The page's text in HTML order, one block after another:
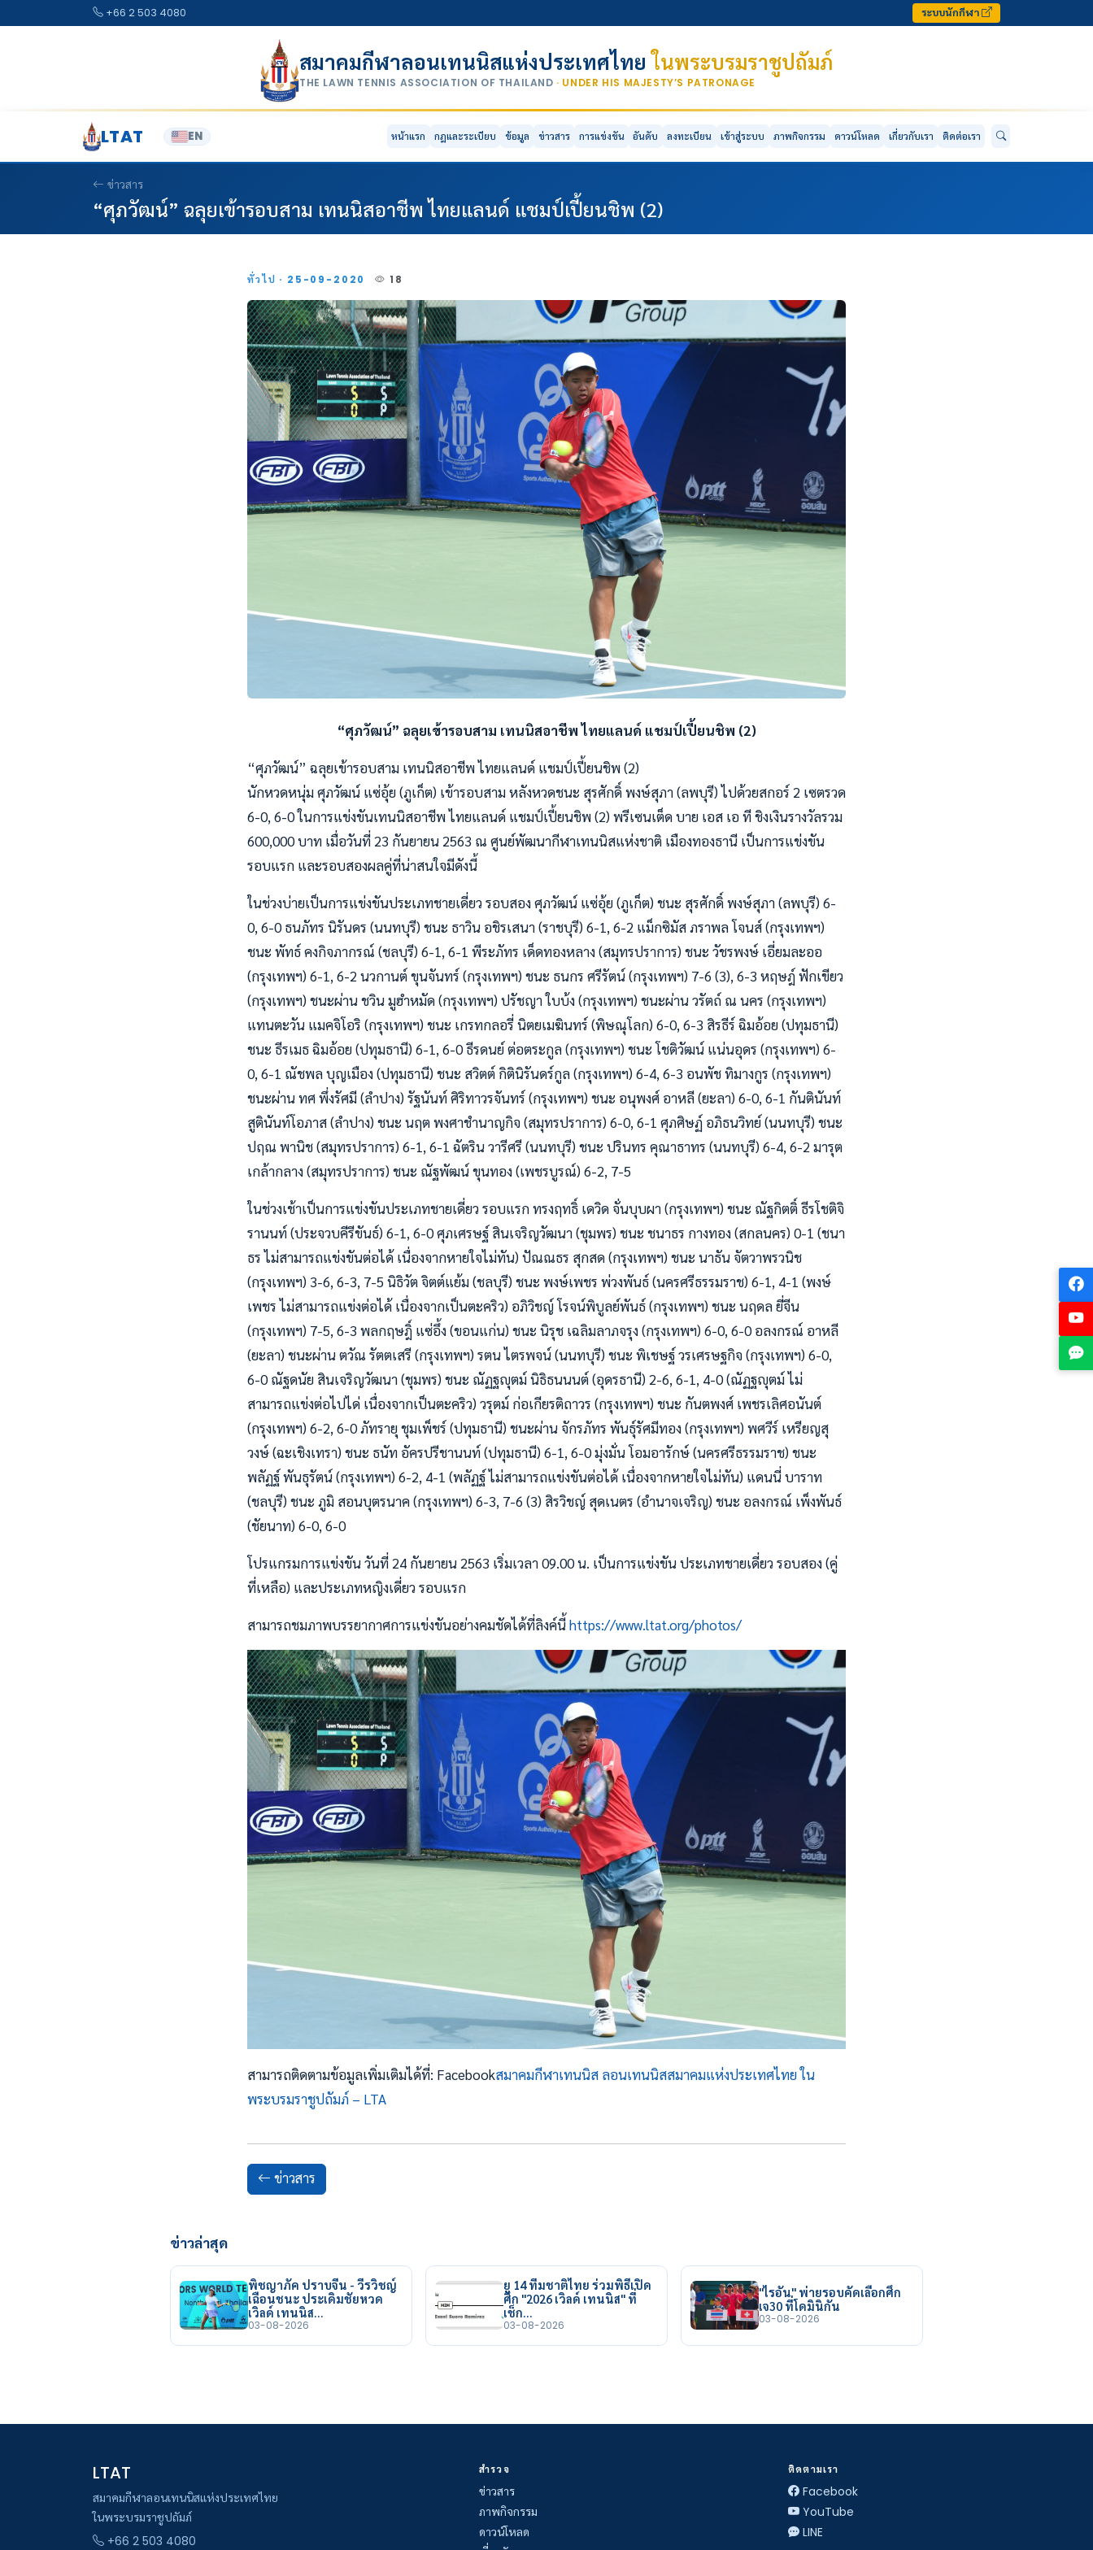
+66 2 503 4080 ระบบนักกีฬา
สมาคมกีฬาลอนเทนนิสแห่งประเทศไทยในพระบรมราชูปถัมภ์
THE LAWN TENNIS ASSOCIATION OF THAILAND · UNDER HIS MAJESTY’S PATRONAGE
LTAT EN หน้าแรก กฎและระเบียบ ข้อมูล ข่าวสาร การแข่งขัน อันดับ ลงทะเบียน เข้าสู่ระบบ ภาพกิจกรรม ดาวน์โหลด เกี่ยวกับเรา ติดต่อเรา
ข่าวสาร
“ศุภวัฒน์” ฉลุยเข้ารอบสาม เทนนิสอาชีพ ไทยแลนด์ แชมป์เปี้ยนชิพ (2)
ทั่วไป · 25-09-2020 18
“ศุภวัฒน์” ฉลุยเข้ารอบสาม เทนนิสอาชีพ ไทยแลนด์ แชมป์เปี้ยนชิพ (2)
“ศุภวัฒน์” ฉลุยเข้ารอบสาม เทนนิสอาชีพ ไทยแลนด์ แชมป์เปี้ยนชิพ (2)
นักหวดหนุ่ม ศุภวัฒน์ แซ่อุ้ย (ภูเก็ต) เข้ารอบสาม หลังหวดชนะ สุรศักดิ์ พงษ์สุภา (ลพบุรี) ไปด้วยสกอร์ 2 เซตรวด
6-0, 6-0 ในการแข่งขันเทนนิสอาชีพ ไทยแลนด์ แชมป์เปี้ยนชิพ (2) พรีเซนเต็ด บาย เอส เอ ที ชิงเงินรางวัลรวม
600,000 บาท เมื่อวันที่ 23 กันยายน 2563 ณ ศูนย์พัฒนากีฬาเทนนิสแห่งชาติ เมืองทองธานี เป็นการแข่งขัน
รอบแรก และรอบสองผลคู่ที่น่าสนใจมีดังนี้
ในช่วงบ่ายเป็นการแข่งขันประเภทชายเดี่ยว รอบสอง ศุภวัฒน์ แซ่อุ้ย (ภูเก็ต) ชนะ สุรศักดิ์ พงษ์สุภา (ลพบุรี) 6-
0, 6-0 ธนภัทร นิรันดร (นนทบุรี) ชนะ ธาวิน อชิรเสนา (ราชบุรี) 6-1, 6-2 แม็กซิมัส ภราพล โจนส์ (กรุงเทพฯ)
ชนะ พัทธ์ คงกิจภากรณ์ (ชลบุรี) 6-1, 6-1 พีระภัทร เด็ดทองหลาง (สมุทรปราการ) ชนะ วัชรพงษ์ เอี่ยมละออ
(กรุงเทพฯ) 6-1, 6-2 นวกานต์ ขุนจันทร์ (กรุงเทพฯ) ชนะ ธนกร ศรีรัตน์ (กรุงเทพฯ) 7-6 (3), 6-3 หฤษฎ์ ฟักเขียว
(กรุงเทพฯ) ชนะผ่าน ชวิน มูฮำหมัด (กรุงเทพฯ) ปรัชญา ใบบ้ง (กรุงเทพฯ) ชนะผ่าน วรัตถ์ ณ นคร (กรุงเทพฯ)
แทนตะวัน แมคจิโอริ (กรุงเทพฯ) ชนะ เกรทกลอรี่ นิตยเมฆินทร์ (พิษณุโลก) 6-0, 6-3 สิรธีร์ ฉิมอ้อย (ปทุมธานี)
ชนะ ธีรเมธ ฉิมอ้อย (ปทุมธานี) 6-1, 6-0 ธีรดนย์ ต่อตระกูล (กรุงเทพฯ) ชนะ โชติวัฒน์ แน่นอุดร (กรุงเทพฯ) 6-
0, 6-1 ณัชพล บุญเมือง (ปทุมธานี) ชนะ สวิตต์ กิตินิรันดร์กูล (กรุงเทพฯ) 6-4, 6-3 อนพัช ทิมางกูร (กรุงเทพฯ)
ชนะผ่าน ทศ พึ่งรัศมี (ลำปาง) รัฐนันท์ ศิริทาวรจันทร์ (กรุงเทพฯ) ชนะ อนุพงศ์ อาหลี (ยะลา) 6-0, 6-1 กันตินันท์
สูตินันท์โอภาส (ลำปาง) ชนะ นฤต พงศาชำนาญกิจ (สมุทรปราการ) 6-0, 6-1 ศุภศิษฏ์ อภิธนวิทย์ (นนทบุรี) ชนะ
ปฤณ พานิช (สมุทรปราการ) 6-1, 6-1 ฉัตริน วารีศรี (นนทบุรี) ชนะ ปรินทร คุณาธาทร (นนทบุรี) 6-4, 6-2 มารุต
เกล้ากลาง (สมุทรปราการ) ชนะ ณัฐพัฒน์ ขุนทอง (เพชรบูรณ์) 6-2, 7-5
ในช่วงเช้าเป็นการแข่งขันประเภทชายเดี่ยว รอบแรก ทรงฤทธิ์ เดวิด จั่นบุบผา (กรุงเทพฯ) ชนะ ณัฐกิตติ์ ธีรโชติจิ
รานนท์ (ประจวบคีรีขันธ์) 6-1, 6-0 ศุภเศรษฐ์ สินเจริญวัฒนา (ชุมพร) ชนะ ชนาธร กางทอง (สกลนคร) 0-1 (ชนา
ธร ไม่สามารถแข่งขันต่อได้ เนื่องจากหายใจไม่ทัน) ปัณณธร สุกสด (กรุงเทพฯ) ชนะ นาธัน จัตวาพรวนิช
(กรุงเทพฯ) 3-6, 6-3, 7-5 นิธิวัต จิตต์แย้ม (ชลบุรี) ชนะ พงษ์เพชร พ่วงพันธ์ (นครศรีธรรมราช) 6-1, 4-1 (พงษ์
เพชร ไม่สามารถแข่งต่อได้ เนื่องจากเป็นตะคริว) อภิวิชญ์ โรจน์พิบูลย์พันธ์ (กรุงเทพฯ) ชนะ นฤดล ยี่จีน
(กรุงเทพฯ) 7-5, 6-3 พลกฤษฎิ์ แซ่อึ้ง (ขอนแก่น) ชนะ นิรุช เฉลิมลาภจรุง (กรุงเทพฯ) 6-0, 6-0 อลงกรณ์ อาหลี
(ยะลา) ชนะผ่าน ตวัณ รัตตเสรี (กรุงเทพฯ) รตน ไตรพจน์ (นนทบุรี) ชนะ พิเชษฐ์ วรเศรษฐกิจ (กรุงเทพฯ) 6-0,
6-0 ณัฐดนัย สินเจริญวัฒนา (ชุมพร) ชนะ ณัฏฐญุตม์ นิธิธนนนต์ (อุดรธานี) 2-6, 6-1, 4-0 (ณัฏฐญุตม์ ไม่
สามารถแข่งต่อไปได่ เนื่องจากเป็นตะคริว) วรุตม์ ก่อเกียรติถาวร (กรุงเทพฯ) ชนะ กันตพงศ์ เพชรเลิศอนันต์
(กรุงเทพฯ) 6-2, 6-0 ภัทรายุ ชุมเพ็ชร์ (ปทุมธานี) ชนะผ่าน จักรภัทร พันธุ์รัศมีทอง (กรุงเทพฯ) พศวีร์ เหรียญสุ
วงษ์ (ฉะเชิงเทรา) ชนะ ธนัท อัครปรีชานนท์ (ปทุมธานี) 6-1, 6-0 มุ่งมั่น โอมอารักษ์ (นครศรีธรรมราช) ชนะ
พลัฏฐ์ พันธุรัตน์ (กรุงเทพฯ) 6-2, 4-1 (พลัฏฐ์ ไม่สามารถแข่งขันต่อได้ เนื่องจากหายใจไม่ทัน) แดนนี่ บาราท
(ชลบุรี) ชนะ ภูมิ สอนบุตรนาค (กรุงเทพฯ) 6-3, 7-6 (3) สิรวิชญ์ สุดเนตร (อำนาจเจริญ) ชนะ อลงกรณ์ เพ็งพันธ์
(ชัยนาท) 6-0, 6-0
โปรแกรมการแข่งขัน วันที่ 24 กันยายน 2563 เริ่มเวลา 09.00 น. เป็นการแข่งขัน ประเภทชายเดี่ยว รอบสอง (คู่
ที่เหลือ) และประเภทหญิงเดี่ยว รอบแรก
สามารถชมภาพบรรยากาศการแข่งขันอย่างคมชัดได้ที่ลิงค์นี้https://www.ltat.org/photos/
สามารถติดตามข้อมูลเพิ่มเติมได้ที่: Facebookสมาคมกีฬาเทนนิส ลอนเทนนิสสมาคมแห่งประเทศไทย ใน
พระบรมราชูปถัมภ์ – LTA
ข่าวสาร
ข่าวล่าสุด
พิชญาภัค ปราบจีน - วีรวิชญ์
เฉือนชนะ ประเดิมชัยหวด
เวิลด์ เทนนิส…
03-08-2026
ยู 14 ทีมชาติไทย ร่วมพิธีเปิด
ศึก "2026 เวิลด์ เทนนิส" ที่
เช็ก…
03-08-2026
"ไรอัน" พ่ายรอบคัดเลือกศึก
เจ30 ที่โดมินิกัน
03-08-2026
LTAT
สมาคมกีฬาลอนเทนนิสแห่งประเทศไทย
ในพระบรมราชูปถัมภ์
+66 2 503 4080
สำรวจ
ข่าวสาร
ภาพกิจกรรม
ดาวน์โหลด
ติดตามเรา
Facebook
YouTube
LINE